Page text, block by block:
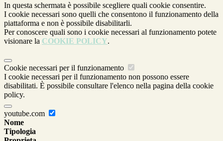
In questa schermata è possibile scegliere quali cookie consentire.
I cookie necessari sono quelli che consentono il funzionamento della
piattaforma e non è possibile disabilitarli.
Per conoscere quali sono i cookie necessari al funzionamento potete
visionare la COOKIE POLICY.
Cookie necessari per il funzionamento
I cookie necessari per il funzionamento non possono essere
disabilitati. È possibile consultare l'elenco nella pagina della cookie
policy.
youtube.com
Nome
Tipologia